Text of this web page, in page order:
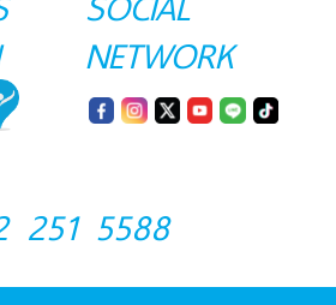
NETWORK
251 5588